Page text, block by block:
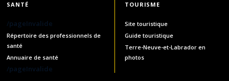
SANTÉ
/pageInvalide
Répertoire des professionnels de
santé
Annuaire de santé
/pageInvalide
TOURISME
Site touristique
Guide touristique
Terre-Neuve-et-Labrador en
photos